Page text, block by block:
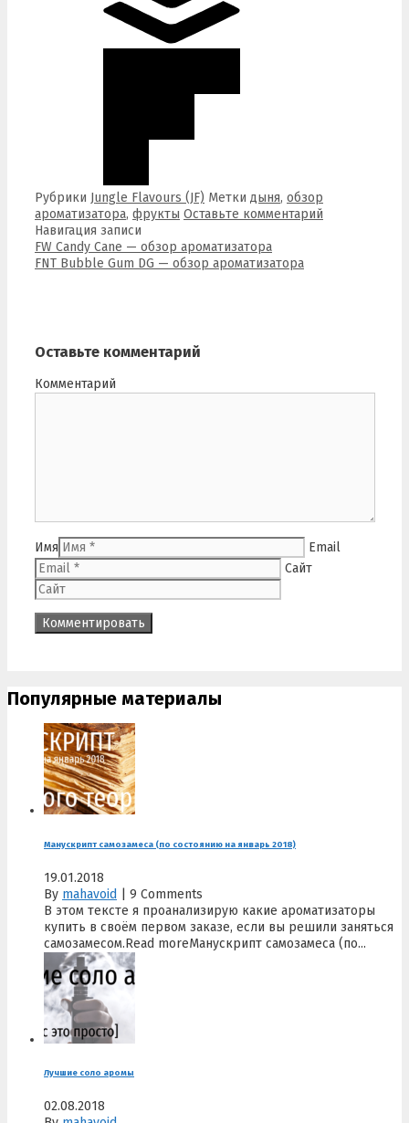
Рубрики Jungle Flavours (JF) Метки дыня, обзор
ароматизатора, фрукты Оставьте комментарий
Навигация записи
FW Candy Cane — обзор ароматизатора
FNT Bubble Gum DG — обзор ароматизатора
Оставьте комментарий
Комментарий
Имя
Email
Сайт
Популярные материалы
Манускрипт самозамеса (по состоянию на январь 2018)
19.01.2018
By mahavoid
9 Comments
В этом тексте я проанализирую какие ароматизаторы
купить в своём первом заказе, если вы решили заняться
самозамесом.Read moreМанускрипт самозамеса (по...
Лучшие соло аромы
02.08.2018